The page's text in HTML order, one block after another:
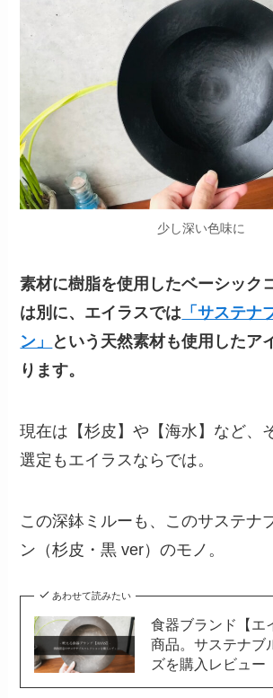
少し深い色味に
素材に樹脂を使用したベーシック
は別に、エイラスでは 「サステナ
ン」
という天然素材も使用したア
ります。
現在は【杉皮】や【海水】など、
選定もエイラスならでは。
この深鉢ミルーも、このサステナ
ン（杉皮・黒 ver）のモノ。
あわせて読みたい
食器ブランド【エ
商品。サステナブ
ズを購入レビュー